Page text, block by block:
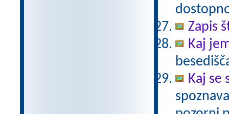
Zapis
Kaj
Kaj se